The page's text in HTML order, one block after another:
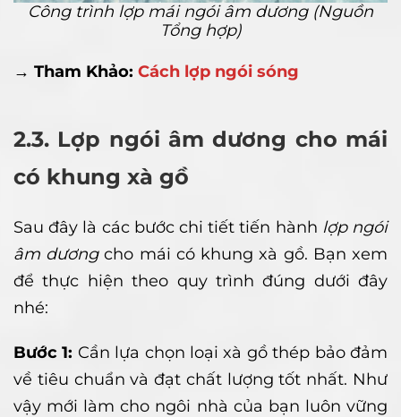
Công trình lợp mái ngói âm dương (Nguồn
Tổng hợp)
→ Tham Khảo: Cách lợp ngói sóng
2.3. Lợp ngói âm dương cho mái
có khung xà gồ
Sau đây là các bước chi tiết tiến hành lợp ngói
âm dươngcho mái có khung xà gồ. Bạn xem
để thực hiện theo quy trình đúng dưới đây
nhé:
Bước 1: Cần lựa chọn loại xà gồ thép bảo đảm
về tiêu chuẩn và đạt chất lượng tốt nhất. Như
vậy mới làm cho ngôi nhà của bạn luôn vững